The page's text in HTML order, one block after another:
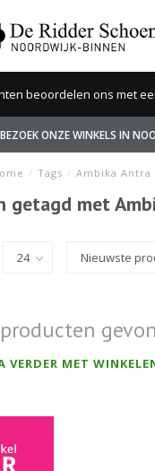
beoordelen ons met
ONZE WINKELS IN
/ Tags / Ambika Antra
getagd met
VERDER MET